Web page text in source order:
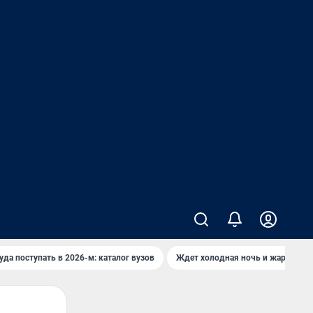
поступать в 2026-м: каталог вузов Ждет холодная ночь и жаркий